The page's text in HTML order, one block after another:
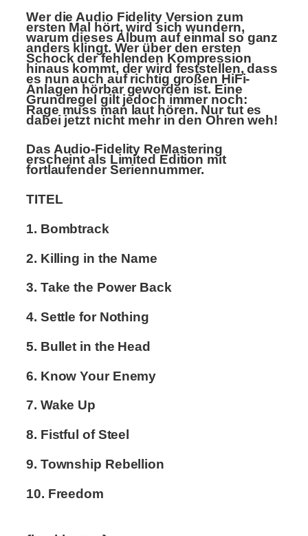
Wer die Audio Fidelity Version zum
ersten Mal hört, wird sich wundern,
warum dieses Album auf einmal so ganz
anders klingt. Wer über den ersten
Schock der fehlenden Kompression
hinaus kommt, der wird feststellen, dass
es nun auch auf richtig großen HiFi-
Anlagen hörbar geworden ist. Eine
Grundregel gilt jedoch immer noch:
Rage muss man laut hören. Nur tut es
dabei jetzt nicht mehr in den Ohren weh!
Das Audio-Fidelity ReMastering
erscheint als Limited Edition mit
fortlaufender Seriennummer.
TITEL
1. Bombtrack
2. Killing in the Name
3. Take the Power Back
4. Settle for Nothing
5. Bullet in the Head
6. Know Your Enemy
7. Wake Up
8. Fistful of Steel
9. Township Rebellion
10. Freedom